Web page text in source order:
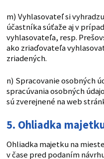
m) Vyhlasovateľ si
účastníka súťaže aj v
vyhlasovateľa, resp.
ako zriaďovateľa
zriadených.
n) Spracovanie osobných
spracúvania osobných
sú zverejnené na web
5. Ohliadka
Ohliadka majetku na
v čase pred podaním